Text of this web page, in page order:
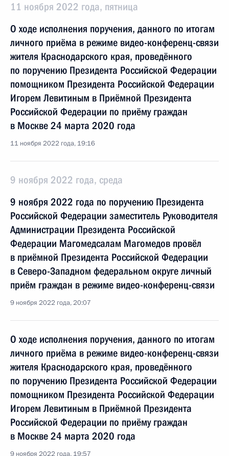
11 ноября 2022 года, пятница
О ходе исполнения поручения, данного по итогам
личного приёма в режиме видео-конференц-связи
жителя Краснодарского края, проведённого
по поручению Президента Российской Федерации
помощником Президента Российской Федерации
Игорем Левитиным в Приёмной Президента
Российской Федерации по приёму граждан
в Москве 24 марта 2020 года
11 ноября 2022 года, 19:16
9 ноября 2022 года, среда
9 ноября 2022 года по поручению Президента
Российской Федерации заместитель Руководителя
Администрации Президента Российской
Федерации Магомедсалам Магомедов провёл
в приёмной Президента Российской Федерации
в Северо-Западном федеральном округе личный
приём граждан в режиме видео-конференц-связи
9 ноября 2022 года, 20:07
О ходе исполнения поручения, данного по итогам
личного приёма в режиме видео-конференц-связи
жителя Краснодарского края, проведённого
по поручению Президента Российской Федерации
помощником Президента Российской Федерации
Игорем Левитиным в Приёмной Президента
Российской Федерации по приёму граждан
в Москве 24 марта 2020 года
9 ноября 2022 года, 19:57